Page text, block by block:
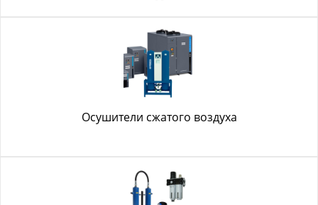
Осушители сжатого воздуха